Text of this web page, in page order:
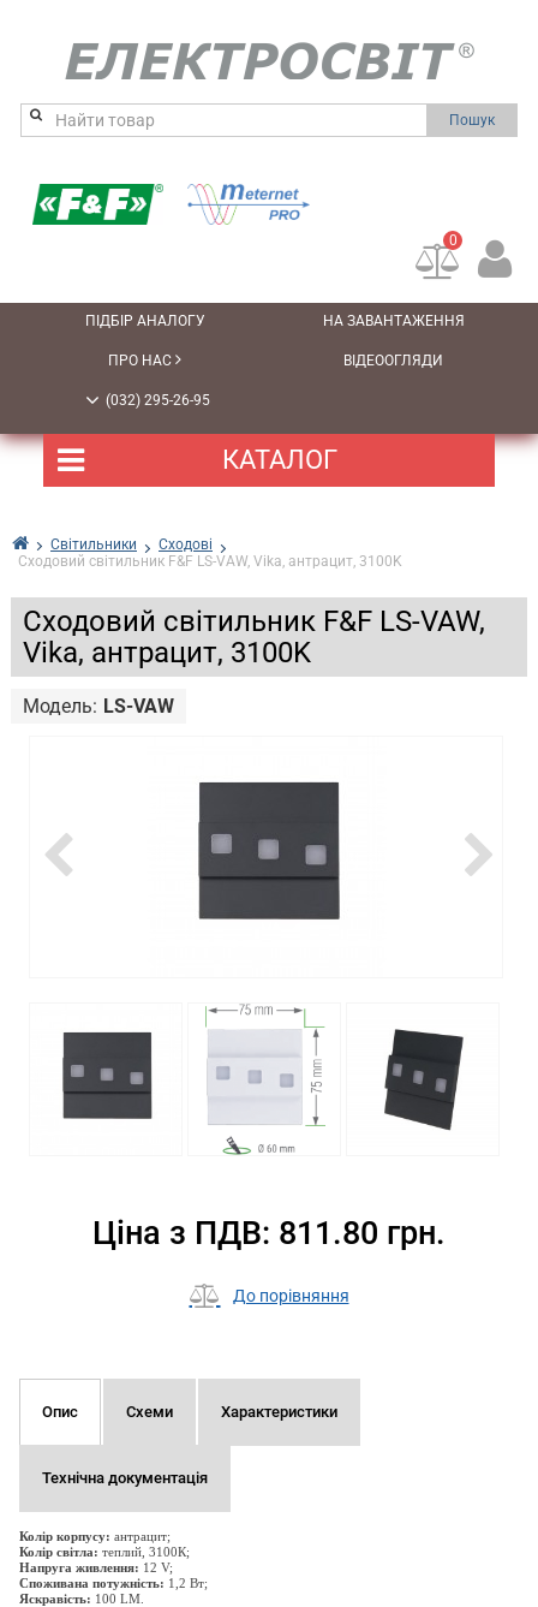
Пошук
0
КАТАЛОГ
ПІДБІР АНАЛОГУ НА ЗАВАНТАЖЕННЯ
ПРО НАС ВІДЕООГЛЯДИ
(032) 295-26-95
Світильники
Сходові
Сходовий світильник F&F LS-VAW, Vika, антрацит, 3100K
Сходовий світильник F&F LS-VAW,
Vika, антрацит, 3100K
Модель: LS-VAW
Ціна з ПДВ: 811.80 грн.
До порівняння
Опис Схеми Характеристики
Технічна документація
Колір корпусу: антрацит;
Колір світла: теплий, 3100К;
Напруга живлення: 12 V;
Споживана потужність: 1,2 Вт;
Яскравість: 100 LM.